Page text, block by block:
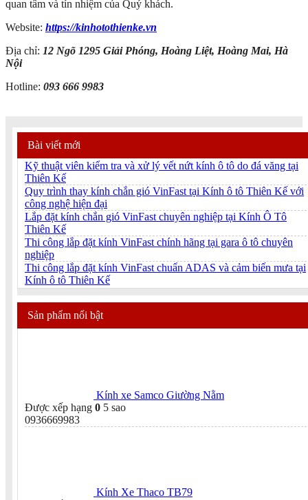
quan tâm và tín nhiệm của Quý khách.
Website: https://kinhotothienke.vn
Địa chỉ: 12 Ngõ 1295 Giải Phóng, Hoàng Liệt, Hoàng Mai, Hà
Nội
Hotline: 093 666 9983
Bài viết mới
Kỹ thuật viên kiểm tra và xử lý vết nứt kính ô tô do đá văng tại
Thiên Kế
Quy trình thay kính chắn gió VinFast tại Kính ô tô Thiên Kế với
công nghệ hiện đại
Lắp đặt kính chắn gió VinFast chuyên nghiệp tại Kính Ô Tô
Thiên Kế
Thi công lắp đặt kính VinFast chính hãng tại gara ô tô chuyên
nghiệp
Thi công lắp đặt kính VinFast chuẩn ADAS và cảm biến mưa tại
Kính ô tô Thiên Kế
Sản phẩm nổi bật
Kính xe Samco Giường Nằm
Được xếp hạng 0 5 sao
0936669983
Kính Xe Thaco TB79